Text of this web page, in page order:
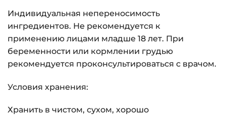
Индивидуальная непереносимость
ингредиентов. Не рекомендуется к
применению лицами младше 18 лет. При
беременности или кормлении грудью
рекомендуется проконсультироваться с врачом.
Условия хранения:
Хранить в чистом, сухом, хорошо